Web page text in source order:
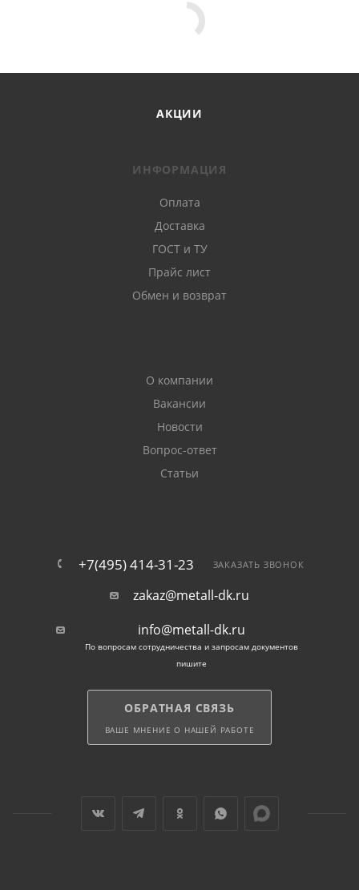
АКЦИИ
ИНФОРМАЦИЯ
Оплата
Доставка
ГОСТ и ТУ
Прайс лист
Обмен и возврат
О компании
Вакансии
Новости
Вопрос-ответ
Статьи
+7(495) 414-31-23 ЗАКАЗАТЬ ЗВОНОК
zakaz@metall-dk.ru
info@metall-dk.ru
По вопросам сотрудничества и запросам документов
пишите
ОБРАТНАЯ СВЯЗЬ
ВАШЕ МНЕНИЕ О НАШЕЙ РАБОТЕ